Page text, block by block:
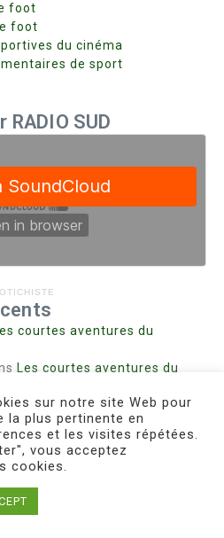
foot
foot
du cinéma
de sport
SUD
courtes aventures du
Les courtes aventures du
sanglantes à Mulhouse
Nice
et champignons
Footichiste | Réalisé par
sur notre site Web pour
plus pertinente en
et les visites répétées.
vous acceptez
cookies.